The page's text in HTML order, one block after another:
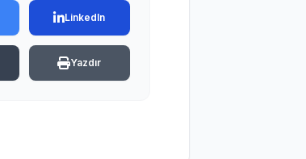
LinkedIn
Yazdır